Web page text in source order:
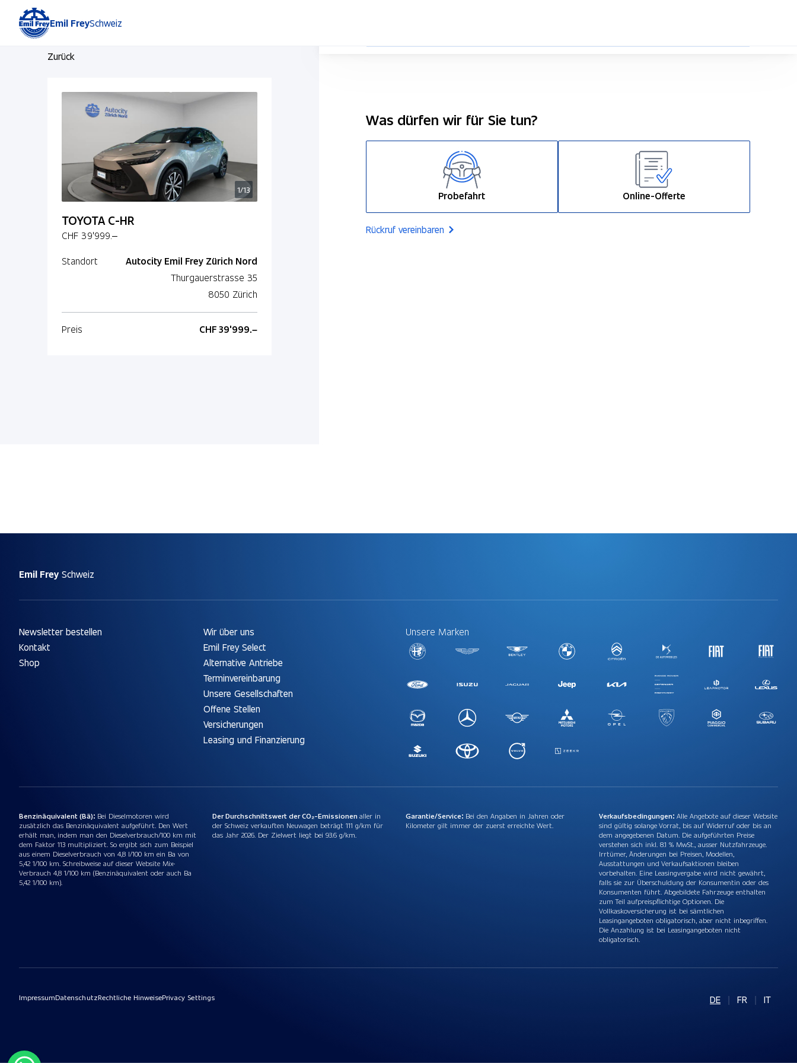
Emil FreySchweiz
Zurück
1/13
TOYOTA C-HR
CHF 39'999.–
Standort
Autocity Emil Frey Zürich Nord
Thurgauerstrasse 35
8050 Zürich
Preis CHF 39'999.–
Was dürfen wir für Sie tun?
Probefahrt Online-Offerte
Rückruf vereinbaren
Emil Frey Schweiz
Newsletter bestellen
Kontakt
Shop
Wir über uns
Emil Frey Select
Alternative Antriebe
Terminvereinbarung
Unsere Gesellschaften
Offene Stellen
Versicherungen
Leasing und Finanzierung
Unsere Marken
Benzinäquivalent (Bä): Bei Dieselmotoren wird
zusätzlich das Benzinäquivalent aufgeführt. Den Wert
erhält man, indem man den Dieselverbrauch/100 km mit
dem Faktor 113 multipliziert. So ergibt sich zum Beispiel
aus einem Dieselverbrauch von 4,8 l/100 km ein Ba von
5,42 1/100 km. Schreibweise auf dieser Website Mix-
Verbrauch 4,8 1/100 km (Benzinäquivalent oder auch Ba
5,42 1/100 km).
Der Durchschnittswert der CO₂-Emissionenaller in
der Schweiz verkauften Neuwagen beträgt 111 g/km für
das Jahr 2026. Der Zielwert liegt bei 93.6 g/km.
Garantie/Service: Bei den Angaben in Jahren oder
Kilometer gilt immer der zuerst erreichte Wert.
Verkaufsbedingungen: Alle Angebote auf dieser Website
sind gültig solange Vorrat, bis auf Widerruf oder bis an
dem angegebenen Datum. Die aufgeführten Preise
verstehen sich inkl. 8.1 % MwSt., ausser Nutzfahrzeuge.
Irrtümer, Änderungen bei Preisen, Modellen,
Ausstattungen und Verkaufsaktionen bleiben
vorbehalten. Eine Leasingvergabe wird nicht gewährt,
falls sie zur Überschuldung der Konsumentin oder des
Konsumenten führt. Abgebildete Fahrzeuge enthalten
zum Teil aufpreispflichtige Optionen. Die
Vollkaskoversicherung ist bei sämtlichen
Leasingangeboten obligatorisch, aber nicht inbegriffen.
Die Anzahlung ist bei Leasingangeboten nicht
obligatorisch.
ImpressumDatenschutzRechtliche HinweisePrivacy Settings DE | FR | IT